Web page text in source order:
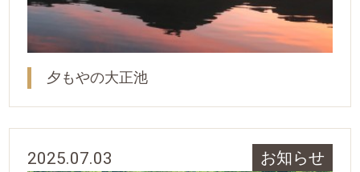
夕もやの大正池
2025.07.03 お知らせ